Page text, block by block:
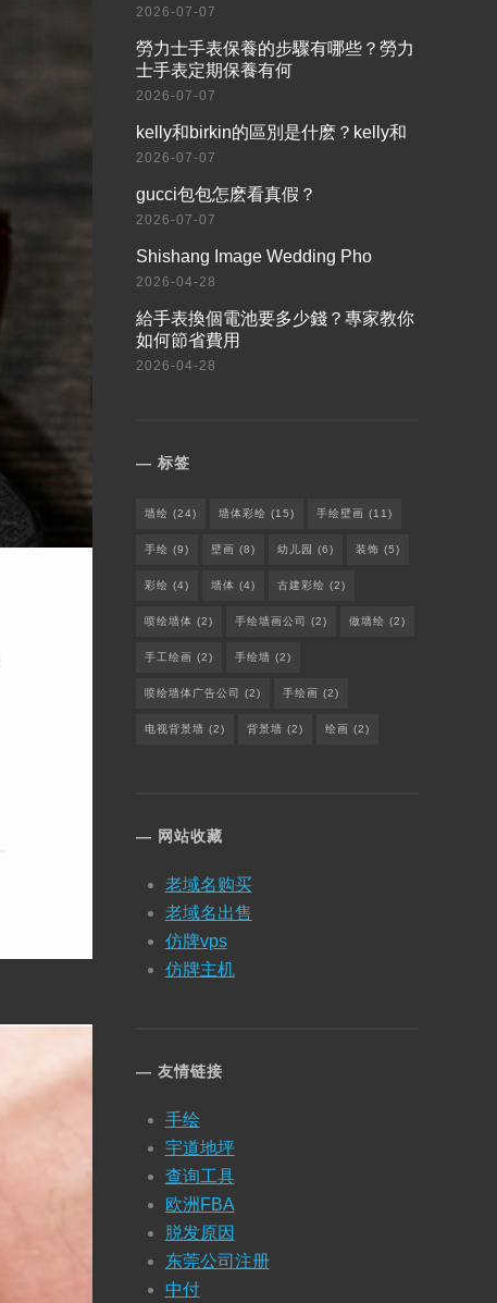
2026-07-07
​勞力士手表保養的步驟有哪些？勞力
士手表定期保養有何
2026-07-07
​kelly和birkin的區別是什麽？kelly和
2026-07-07
​gucci包包怎麽看真假？
2026-07-07
Shishang Image Wedding Pho
2026-04-28
給手表換個電池要多少錢？專家教你
如何節省費用
2026-04-28
标签
墙绘 (24) 墙体彩绘 (15) 手绘壁画 (11)
手绘 (9) 壁画 (8) 幼儿园 (6) 装饰 (5)
彩绘 (4) 墙体 (4) 古建彩绘 (2)
喷绘墙体 (2) 手绘墙画公司 (2) 做墙绘 (2)
手工绘画 (2) 手绘墙 (2)
喷绘墙体广告公司 (2) 手绘画 (2)
电视背景墙 (2) 背景墙 (2) 绘画 (2)
网站收藏
老域名购买
老域名出售
仿牌vps
仿牌主机
友情链接
手绘
宇道地坪
查询工具
欧洲FBA
脱发原因
东莞公司注册
中付